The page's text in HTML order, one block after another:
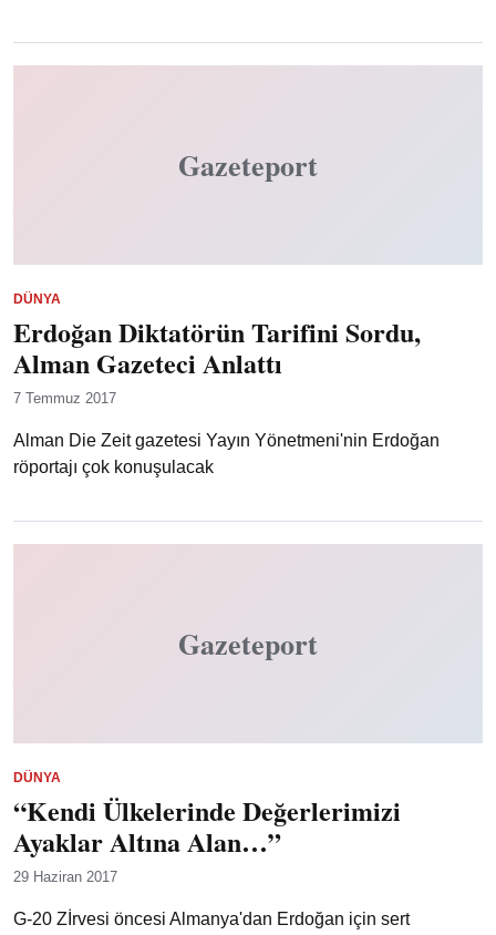
Gazeteport
DÜNYA
Erdoğan Diktatörün Tarifini Sordu,
Alman Gazeteci Anlattı
7 Temmuz 2017
Alman Die Zeit gazetesi Yayın Yönetmeni'nin Erdoğan
röportajı çok konuşulacak
Gazeteport
DÜNYA
“Kendi Ülkelerinde Değerlerimizi
Ayaklar Altına Alan…”
29 Haziran 2017
G-20 Zİrvesi öncesi Almanya'dan Erdoğan için sert